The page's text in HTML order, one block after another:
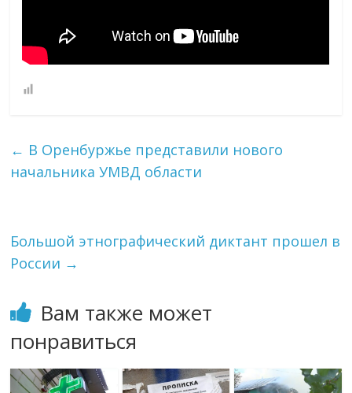
← В Оренбуржье представили нового
начальника УМВД области
Большой этнографический диктант прошел в
России →
Вам также может
понравиться